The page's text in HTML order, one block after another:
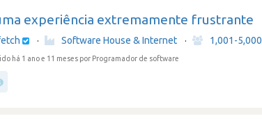
experiência extremamente frustrante
· Software House & Internet · 1,001-5,000
há 1 ano e 11 meses por Programador de software